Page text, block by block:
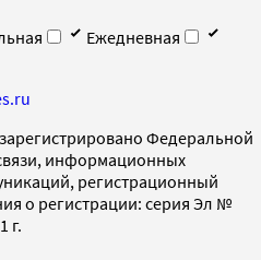
Ежедневная
Федеральной
информационных
регистрационный
о регистрации: серия Эл №
г.